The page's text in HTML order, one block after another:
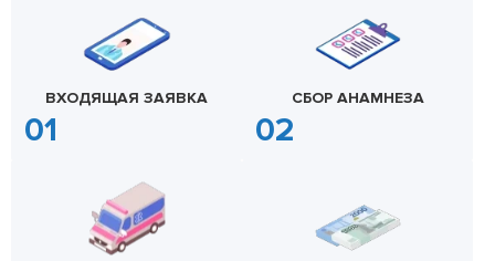
ВХОДЯЩАЯ ЗАЯВКА СБОР АНАМНЕЗА